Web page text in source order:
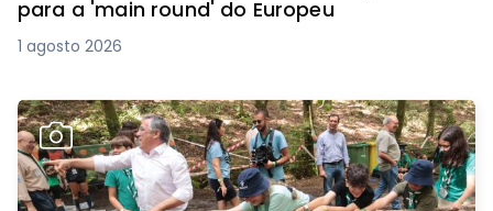
para a 'main round' do Europeu
1 agosto 2026